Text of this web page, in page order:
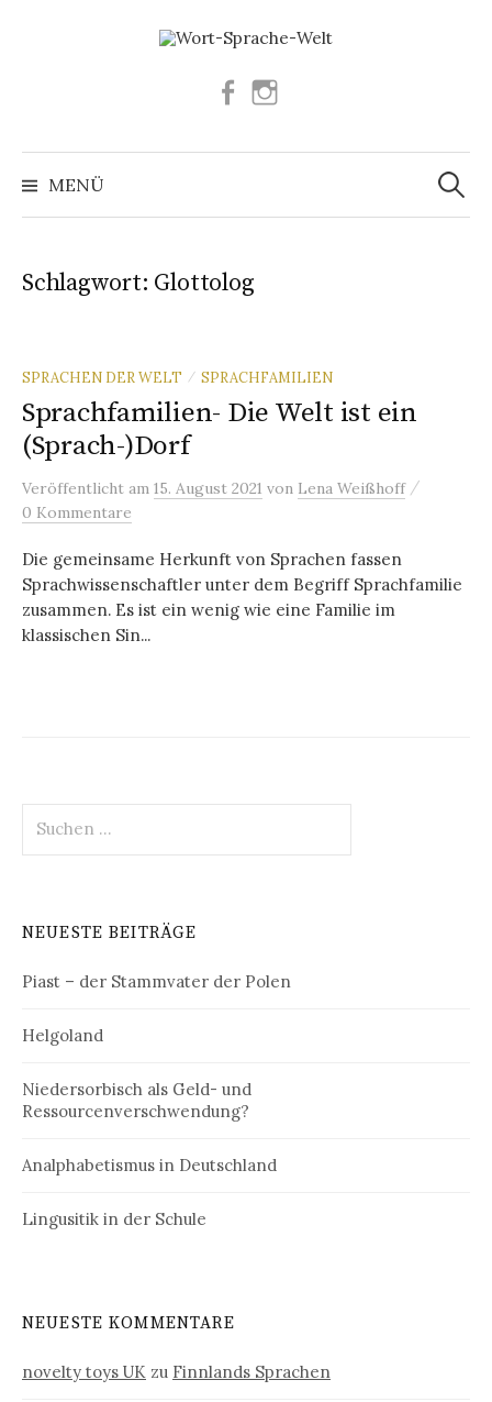
Facebook
MENÜ
Suchen
nach:
Schlagwort: Glottolog
SPRACHEN DER WELT / SPRACHFAMILIEN
Sprachfamilien- Die Welt ist ein
(Sprach-)Dorf
Veröffentlicht am 15. August 2021 von Lena Weißhoff /
0 Kommentare
Die gemeinsame Herkunft von Sprachen fassen
Sprachwissenschaftler unter dem Begriff Sprachfamilie
zusammen. Es ist ein wenig wie eine Familie im
klassischen Sin...
nach:
NEUESTE BEITRÄGE
Piast – der Stammvater der Polen
Helgoland
Niedersorbisch als Geld- und
Ressourcenverschwendung?
Analphabetismus in Deutschland
Lingusitik in der Schule
NEUESTE KOMMENTARE
novelty toys UK zu Finnlands Sprachen